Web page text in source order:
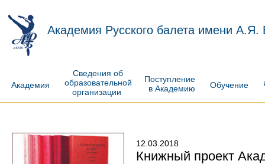
Академия Русского балета имени А.Я.
Академия
Сведения об
образовательной
организации
Поступление
в Академию
Обучение
12.03.2018
Книжный проект